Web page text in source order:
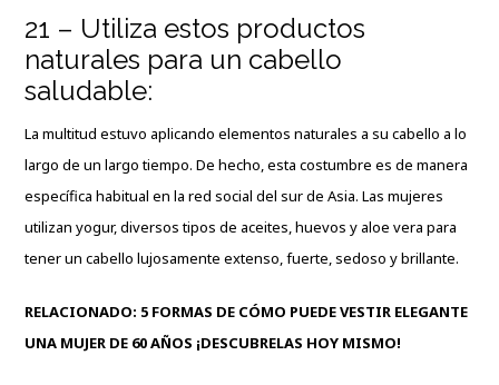
21 – Utiliza estos productos
naturales para un cabello
saludable:
La multitud estuvo aplicando elementos naturales a su cabello a lo
largo de un largo tiempo. De hecho, esta costumbre es de manera
específica habitual en la red social del sur de Asia. Las mujeres
utilizan yogur, diversos tipos de aceites, huevos y aloe vera para
tener un cabello lujosamente extenso, fuerte, sedoso y brillante.
RELACIONADO: 5 FORMAS DE CÓMO PUEDE VESTIR ELEGANTE
UNA MUJER DE 60 AÑOS ¡DESCUBRELAS HOY MISMO!